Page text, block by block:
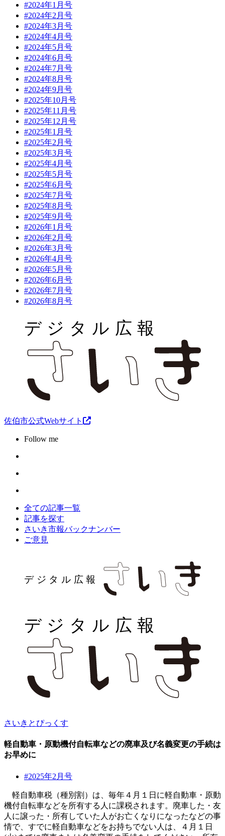
#2024年1月号
#2024年2月号
#2024年3月号
#2024年4月号
#2024年5月号
#2024年6月号
#2024年7月号
#2024年8月号
#2024年9月号
#2025年10月号
#2025年11月号
#2025年12月号
#2025年1月号
#2025年2月号
#2025年3月号
#2025年4月号
#2025年5月号
#2025年6月号
#2025年7月号
#2025年8月号
#2025年9月号
#2026年1月号
#2026年2月号
#2026年3月号
#2026年4月号
#2026年5月号
#2026年6月号
#2026年7月号
#2026年8月号
佐伯市公式Webサイト
Follow me
全ての記事一覧
記事を探す
さいき市報バックナンバー
ご意見
さいきとぴっくす
軽自動車・原動機付自転車などの廃車及び名義変更の手続は
お早めに
#2025年2月号
軽自動車税（種別割）は、毎年４月１日に軽自動車・原動
機付自転車などを所有する人に課税されます。廃車した・友
人に譲った・所有していた人がお亡くなりになったなどの事
情で、すでに軽自動車などをお持ちでない人は、４月１日